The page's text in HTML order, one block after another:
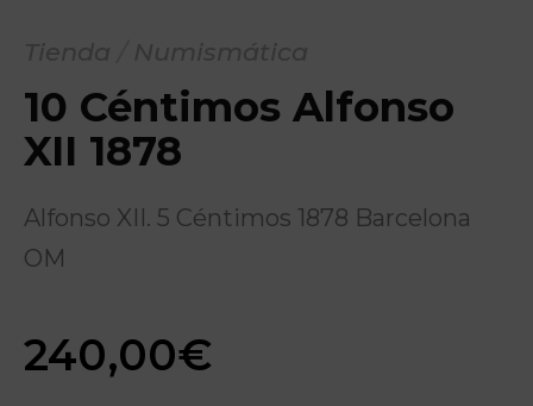
10 Céntimos Alfonso
XII 1878
Alfonso XII. 5 Céntimos 1878 Barcelona
OM
240,00€